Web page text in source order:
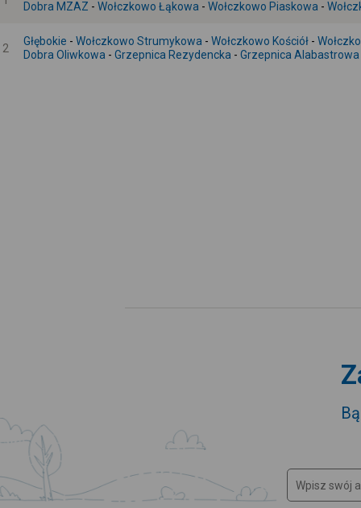
Dobra MZAZ - Wołczkowo Łąkowa - Wołczkowo Piaskowa -
2
Głębokie - Wołczkowo Strumykowa - Wołczkowo Kościół -
Dobra Oliwkowa - Grzepnica Rezydencka - Grzepnica Alabastrowa